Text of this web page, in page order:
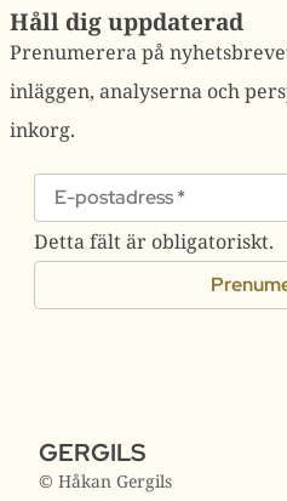
Håll dig uppdaterad
Prenumerera på
inläggen, analyserna och
inkorg.
Detta fält är obligatoriskt.
GERGILS
© Håkan Gergils